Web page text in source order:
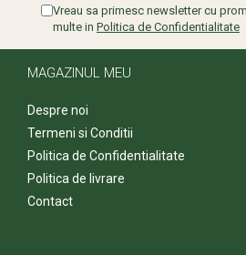
Vreau sa primesc newsletter cu
multe in Politica de Confidentialitate
MAGAZINUL MEU
Despre noi
Termeni si Conditii
Politica de Confidentialitate
Politica de livrare
Contact